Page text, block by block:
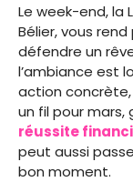
Le week-end, la
Bélier, vous
défendre un
l’ambiance est
action concrète,
un fil pour
réussite
peut aussi
bon moment.